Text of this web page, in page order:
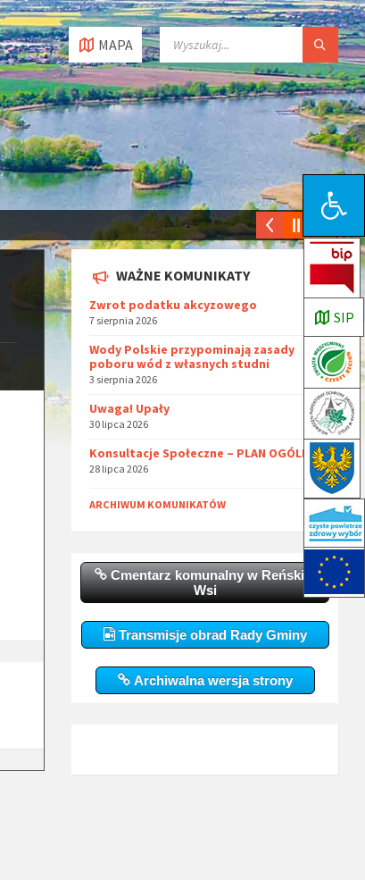
Open toolbar
SIP
MAPA
WAŻNE KOMUNIKATY
Zwrot podatku akcyzowego
7 sierpnia 2026
Wody Polskie przypominają zasady
poboru wód z własnych studni
3 sierpnia 2026
Uwaga! Upały
30 lipca 2026
Konsultacje Społeczne – PLAN OGÓLNY
28 lipca 2026
ARCHIWUM KOMUNIKATÓW
Cmentarz komunalny w Reńskiej
Wsi
Transmisje obrad Rady Gminy
Archiwalna wersja strony